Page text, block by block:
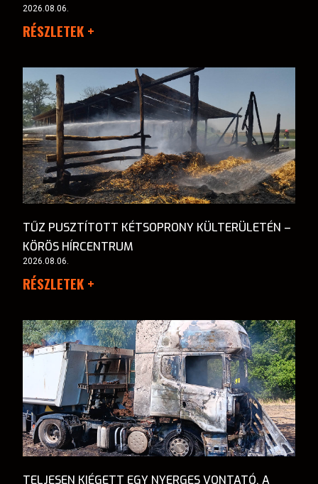
2026.08.06.
RÉSZLETEK +
TŰZ PUSZTÍTOTT KÉTSOPRONY KÜLTERÜLETÉN –
KÖRÖS HÍRCENTRUM
2026.08.06.
RÉSZLETEK +
TELJESEN KIÉGETT EGY NYERGES VONTATÓ, A